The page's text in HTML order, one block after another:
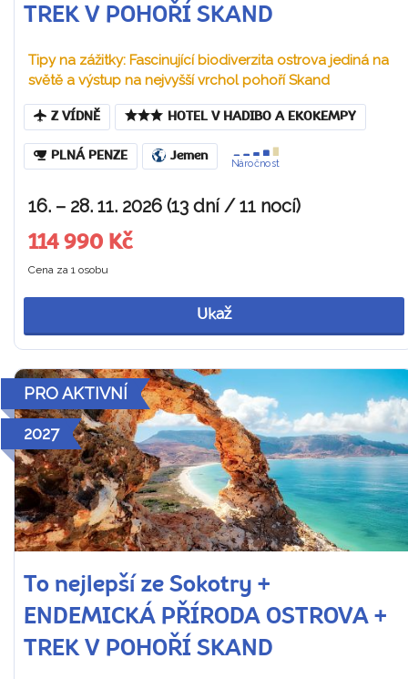
TREK V POHOŘÍ SKAND
Tipy na zážitky: Fascinující biodiverzita ostrova jediná na
světě a výstup na nejvyšší vrchol pohoří Skand
Z VÍDNĚ HOTEL V HADIBO A EKOKEMPY
PLNÁ PENZE Jemen
Náročnost
16. – 28. 11. 2026 (13 dní / 11 nocí)
114 990 Kč
Cena za 1 osobu
Ukaž
PRO AKTIVNÍ
2027
To nejlepší ze Sokotry +
ENDEMICKÁ PŘÍRODA OSTROVA +
TREK V POHOŘÍ SKAND